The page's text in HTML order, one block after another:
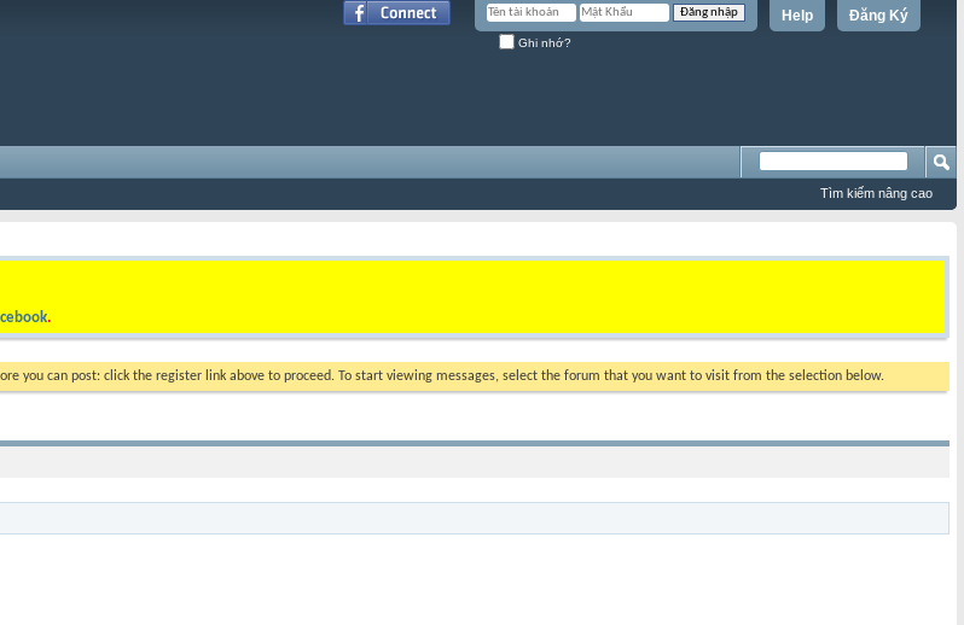
Đăng Ký
Help
Ghi nhớ?
Tìm kiếm nâng cao
.
you can post: click the register link above to proceed. To start viewing messages, select the forum that you want to visit from the selection below.